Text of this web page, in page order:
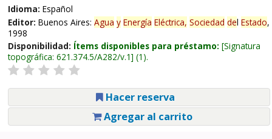
Idioma: Español
Editor: Buenos Aires: Agua y Energía Eléctrica, Sociedad del Estado,
1998
Disponibilidad: Ítems disponibles para préstamo: Signatura
topográfica: 621.374.5/A282/v.1 (1).
Hacer reserva
Agregar al carrito